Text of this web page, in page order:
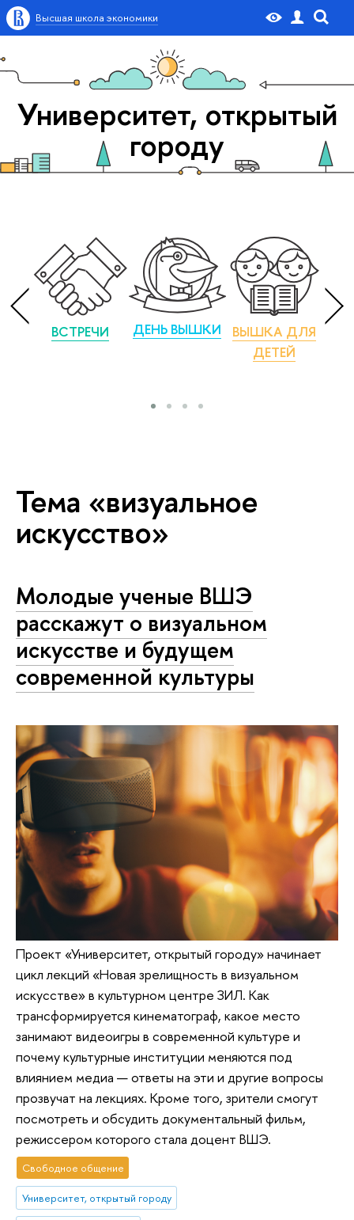
Высшая школа экономики
Университет, открытый
городу
ВСТРЕЧИ ДЕНЬ ВЫШКИ
ВЫШКА ДЛЯ
ДЕТЕЙ
Тема «визуальное
искусство»
Молодые ученые ВШЭ
расскажут о визуальном
искусстве и будущем
современной культуры
Проект «Университет, открытый городу» начинает
цикл лекций «Новая зрелищность в визуальном
искусстве» в культурном центре ЗИЛ. Как
трансформируется кинематограф, какое место
занимают видеоигры в современной культуре и
почему культурные институции меняются под
влиянием медиа — ответы на эти и другие вопросы
прозвучат на лекциях. Кроме того, зрители смогут
посмотреть и обсудить документальный фильм,
режиссером которого стала доцент ВШЭ.
Свободное общение
Университет, открытый городу